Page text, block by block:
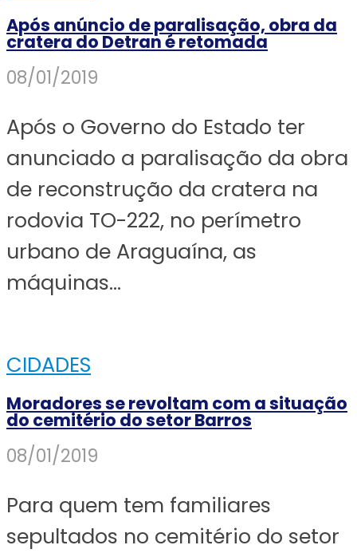
Após anúncio de paralisação, obra da
cratera do Detran é retomada
08/01/2019
Após o Governo do Estado ter
anunciado a paralisação da obra
de reconstrução da cratera na
rodovia TO-222, no perímetro
urbano de Araguaína, as
máquinas...
CIDADES
Moradores se revoltam com a situação
do cemitério do setor Barros
08/01/2019
Para quem tem familiares
sepultados no cemitério do setor